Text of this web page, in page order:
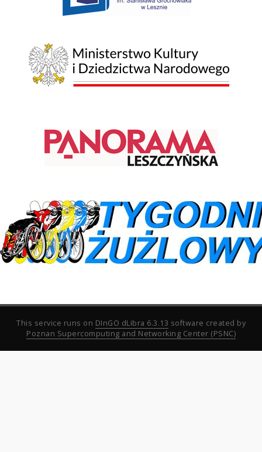
This service runs on DInGO dLibra 6.3.13 software created by
Poznan Supercomputing and Networking Center (PSNC)